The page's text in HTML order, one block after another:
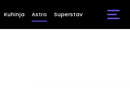
Kuhinja Astro Superstav